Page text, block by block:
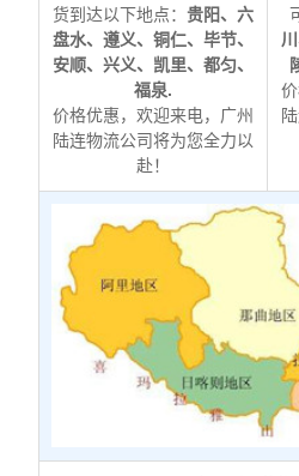
货到达以下地点：贵阳、六
盘水、遵义、铜仁、毕节、
安顺、兴义、凯里、都匀、
福泉.
价格优惠，欢迎来电，广州
陆连物流公司将为您全力以
赴！